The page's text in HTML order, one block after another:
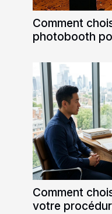
Comment
photobooth
Comment
votre